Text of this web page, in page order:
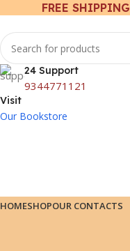
FREE
24 Support
9344771121
Visit
Our Bookstore
HOMESHOPOUR CONTACTS